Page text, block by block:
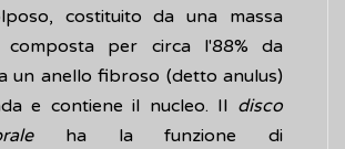
costituito da una massa
composta per circa l'88% da
un anello fibroso (detto anulus)
e contiene il nucleo. Il disco
ha la funzione di